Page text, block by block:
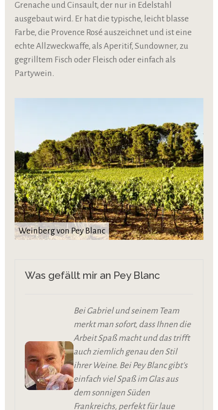
Grenache und Cinsault, der nur in Edelstahl
ausgebaut wird. Er hat die typische, leicht blasse
Farbe, die Provence Rosé auszeichnet und ist eine
echte Allzweckwaffe, als Aperitif, Sundowner, zu
gegrilltem Fisch oder Fleisch oder einfach als
Partywein.
Weinberg von Pey Blanc
Was gefällt mir an Pey Blanc
Bei Gabriel und seinem Team
merkt man sofort, dass Ihnen die
Arbeit Spaß macht und das trifft
auch ziemlich genau den Stil
ihrer Weine. Bei Pey Blanc gibt's
einfach viel Spaß im Glas aus
dem sonnigen Süden
Frankreichs, perfekt für laue